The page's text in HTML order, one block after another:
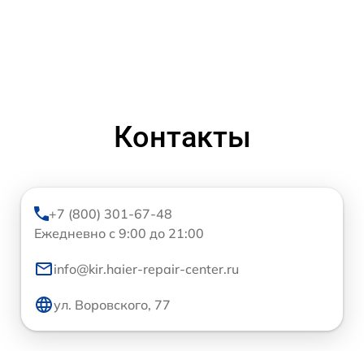
Контакты
+7 (800) 301-67-48
Ежедневно с 9:00 до 21:00
info@kir.haier-repair-center.ru
ул. Воровского, 77